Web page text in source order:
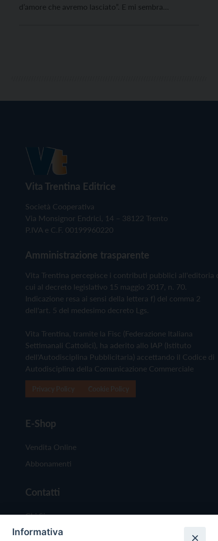
d’amore che avremo lasciato”. E mi sembra
Vita Trentina Editrice
Società Cooperativa
Via Monsignor Endrici, 14 – 38122 Trento
P.IVA e C.F. 00199960220
Amministrazione trasparente
Vita Trentina percepisce i contributi pubblici all'editoria
cui al decreto legislativo 15 maggio 2017, n. 70.
Indicazione resa ai sensi della lettera f) del comma 2
dell'art. 5 del medesimo decreto Lgs.
Vita Trentina, tramite la Fisc (Federazione Italiana
Settimanali Cattolici), ha aderito allo IAP (Istituto
dell'Autodisciplina Pubblicitaria) accettando il Codice di
Autodisciplina della Comunicazione Commerciale
E-Shop
Vendita Online
Abbonamenti
Contatti
Chi Siamo
Redazione
Informativa